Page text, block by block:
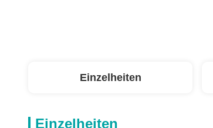
Einzelheiten
Einzelheiten